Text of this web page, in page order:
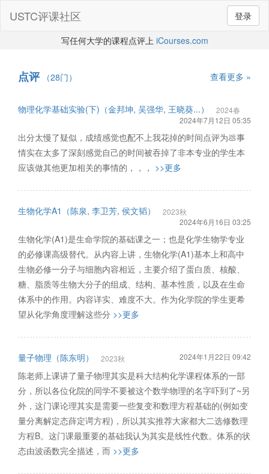
登录
USTC评课社区
写任何大学的课程点评上 iCourses.com
点评（28门） 查看更多 »
物理化学基础实验(下)（金邦坤, 吴强华, 王晓葵...）
2024春
2024年7月12日 05:35
出分太慢了疑似，成绩感觉也配不上我花掉的时间点评为💩事
情实在太多了深刻感觉自己的时间被吞掉了非本专业的学生本
应该做其他更加相关的事情的，，， >>更多
生物化学A1（陈泉, 李卫芳, 侯文韬）
2023秋
2024年6月16日 03:25
生物化学(A1)是生命学院的基础课之一；也是化学生物学专业
的必修课高级替代。从内容上讲，生物化学(A1)基本上和高中
生物必修一分子与细胞内容相近，主要介绍了蛋白质、核酸、
糖、脂质等生物大分子的组成、结构、基本性质，以及在生命
体系中的作用。内容详实、难度不大。作为化学院的学生更希
望从化学角度理解这些分 >>更多
量子物理（陈东明） 2023秋 2024年1月22日 09:42
陈老师上课讲了量子物理其实是科大结构化学课程体系的一部
分，所以各位化院的同学不要被这个数学物理的名字吓到了~另
外，这门课论理其实是需要一些复变和数理方程基础的(例如变
量分离解定态薛定谔方程)，所以其实推荐大家都大二选修数理
方程B。这门课最重要的基础我认为其实是线性代数。体系的状
态由波函数完全描述，而 >>更多